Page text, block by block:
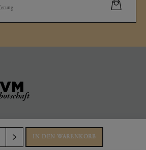
IN DEN WARENKORB